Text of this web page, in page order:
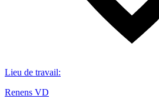
Lieu de travail:
Renens VD